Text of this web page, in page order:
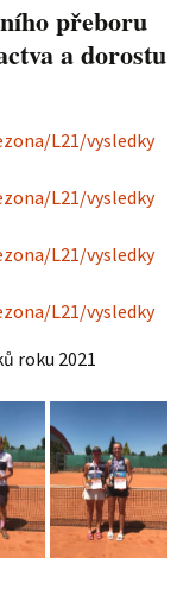
přeboru
a dorostu
L21/vysledky
L21/vysledky
L21/vysledky
L21/vysledky
roku 2021